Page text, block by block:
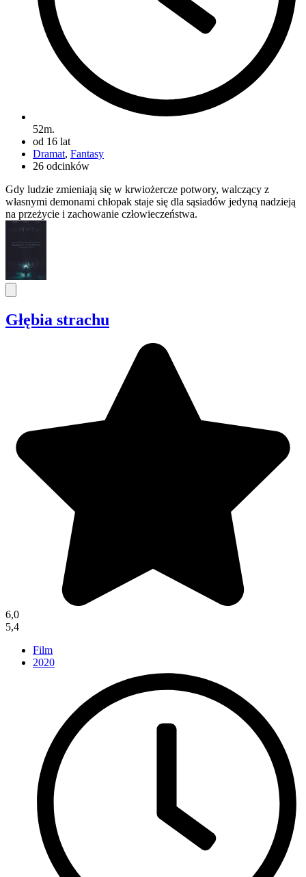
52m.
od 16 lat
Dramat, Fantasy
26 odcinków
Gdy ludzie zmieniają się w krwiożercze potwory, walczący z
własnymi demonami chłopak staje się dla sąsiadów jedyną nadzieją
na przeżycie i zachowanie człowieczeństwa.
Głębia strachu
6,0
5,4
Film
2020